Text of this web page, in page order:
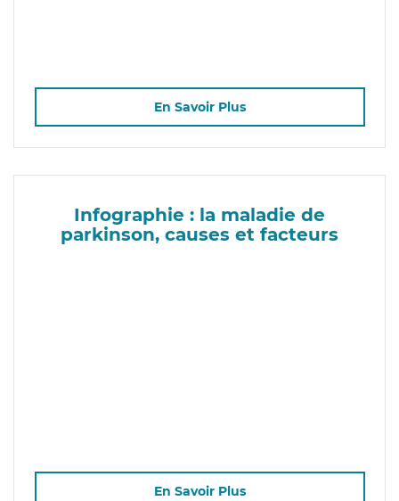
En Savoir Plus
Infographie : la maladie de
parkinson, causes et facteurs
En Savoir Plus